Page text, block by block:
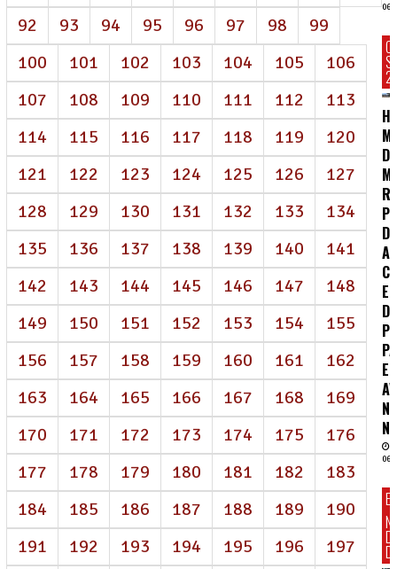
92
93 94 95 96 97 98
99
100
101 102 103 104 105
106
107
108 109 110 111 112
113
114
115 116 117 118 119
120
121
122 123 124 125 126
127
128
129 130 131 132 133
134
135
136 137 138 139 140
141
142
143 144 145 146 147
148
149
150 151 152 153 154
155
156
157 158 159 160 161
162
163
164 165 166 167 168
169
170
171 172 173 174 175
176
177
178 179 180 181 182
183
184
185 186 187 188 189
190
191
192 193 194 195 196
197
06/
DE
E
06/